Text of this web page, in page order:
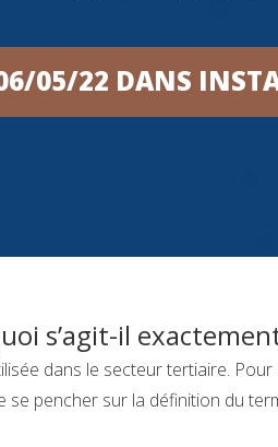
05/22 DANS
s’agit-il
dans le secteur tertiaire.
pencher sur la définition du